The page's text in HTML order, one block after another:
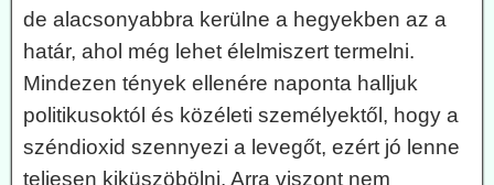
de alacsonyabbra kerülne a hegyekben az a
határ, ahol még lehet élelmiszert termelni.
Mindezen tények ellenére naponta halljuk
politikusoktól és közéleti személyektől, hogy a
széndioxid szennyezi a levegőt, ezért jó lenne
teljesen kiküszöbölni. Arra viszont nem